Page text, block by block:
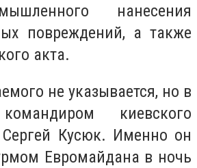
нанесения
повреждений, а также
акта.
не указывается, но в
киевского
Кусюк. Именно он
Евромайдана в ночь